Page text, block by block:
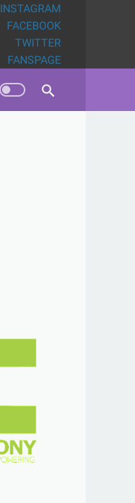
INSTAGRAM
FACEBOOK
TWITTER
FANSPAGE